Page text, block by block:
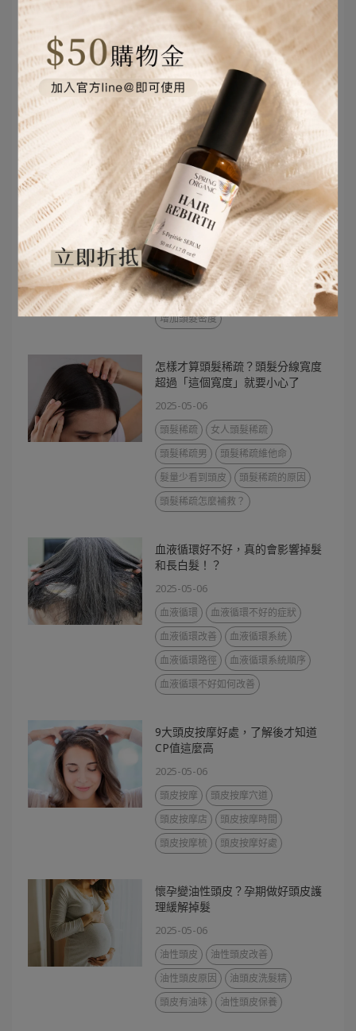
每天掉髮多少算正常？
掉髮原因女性
頭髮一直掉的原因
頭髮一直掉怎麼辦
什麼原因一直掉髮？
掉頭髮是缺乏什麼？
如何判斷異常掉髮？
增加髮量有方！「生理 X 造型」雙
管齊下，頭髮濃密不再是夢
2025-05-06
增加髮量
增加髮量的穴道
增加髮量飲食
增加髮量男
增加髮量產品
增加髮量的洗髮精
增加頭髮密度
怎樣才算頭髮稀疏？頭髮分線寬度
超過「這個寬度」就要小心了
2025-05-06
頭髮稀疏
女人頭髮稀疏
頭髮稀疏男
頭髮稀疏維他命
髮量少看到頭皮
頭髮稀疏的原因
頭髮稀疏怎麼補救？
血液循環好不好，真的會影響掉髮
和長白髮！？
2025-05-06
血液循環
血液循環不好的症狀
血液循環改善
血液循環系統
血液循環路徑
血液循環系統順序
血液循環不好如何改善
9大頭皮按摩好處，了解後才知道
CP值這麼高
2025-05-06
頭皮按摩
頭皮按摩穴道
頭皮按摩店
頭皮按摩時間
頭皮按摩梳
頭皮按摩好處
懷孕變油性頭皮？孕期做好頭皮護
理緩解掉髮
2025-05-06
油性頭皮
油性頭皮改善
油性頭皮原因
油頭皮洗髮精
頭皮有油味
油性頭皮保養